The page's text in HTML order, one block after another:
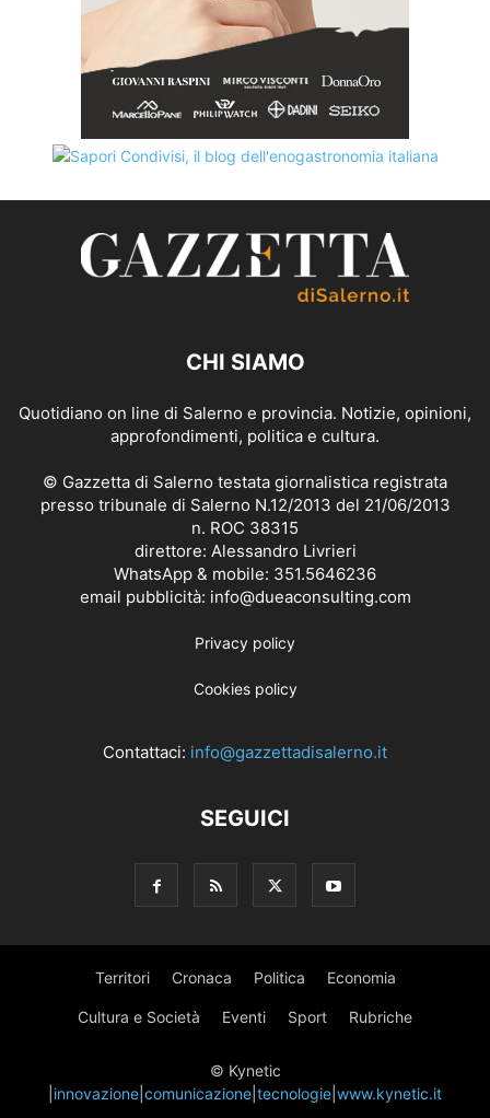
CHI SIAMO
Quotidiano on line di Salerno e provincia. Notizie, opinioni,
approfondimenti, politica e cultura.
© Gazzetta di Salerno testata giornalistica registrata
presso tribunale di Salerno N.12/2013 del 21/06/2013
n. ROC 38315
direttore: Alessandro Livrieri
WhatsApp & mobile: 351.5646236
email pubblicità: info@dueaconsulting.com
Privacy policy
Cookies policy
Contattaci: info@gazzettadisalerno.it
SEGUICI
Territori Cronaca Politica Economia
Cultura e Società Eventi Sport Rubriche
© Kynetic
innovazione comunicazione tecnologie www.kynetic.it